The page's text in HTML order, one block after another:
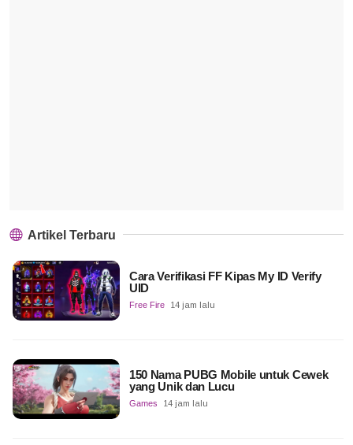
Artikel Terbaru
Cara Verifikasi FF Kipas My ID Verify
UID
Free Fire 14 jam lalu
150 Nama PUBG Mobile untuk Cewek
yang Unik dan Lucu
Games 14 jam lalu